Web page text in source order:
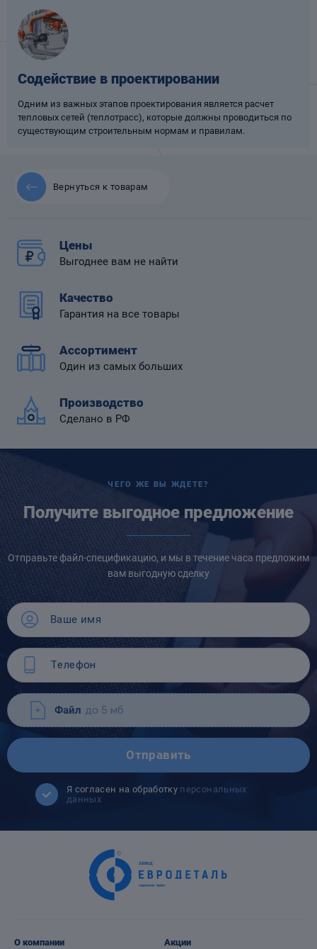
Содействие в проектировании
Одним из важных этапов проектирования является расчет
тепловых сетей (теплотрасс), которые должны проводиться по
существующим строительным нормам и правилам.
Вернуться к товарам
Цены
Выгоднее вам не найти
Качество
Гарантия на все товары
Ассортимент
Один из самых больших
Производство
Сделано в РФ
ЧЕГО ЖЕ ВЫ ЖДЕТЕ?
Получите выгодное предложение
Отправьте файл-спецификацию, и мы в течение часа предложим
вам выгодную сделку
Файл до 5 мб
Отправить
Я согласен на обработку персональных
данных
О компании
Акции
Компенсаторы